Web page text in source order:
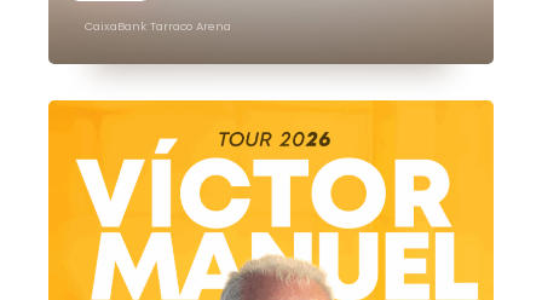
CaixaBank Tarraco Arena